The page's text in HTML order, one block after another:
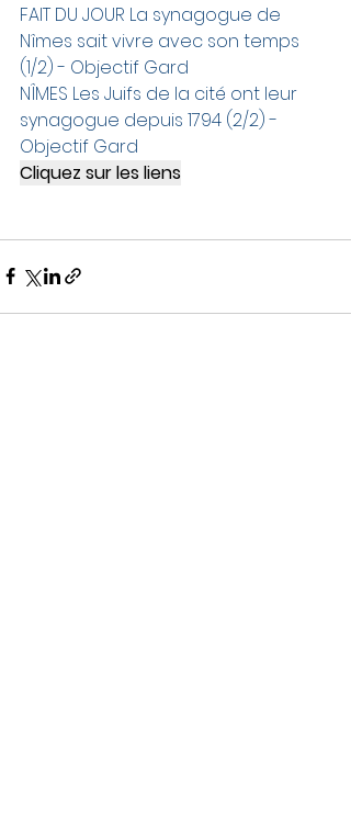
FAIT DU JOUR La synagogue de
Nîmes sait vivre avec son temps
(1/2) - Objectif Gard
NÎMES Les Juifs de la cité ont leur
synagogue depuis 1794 (2/2) -
Objectif Gard
Cliquez sur les liens